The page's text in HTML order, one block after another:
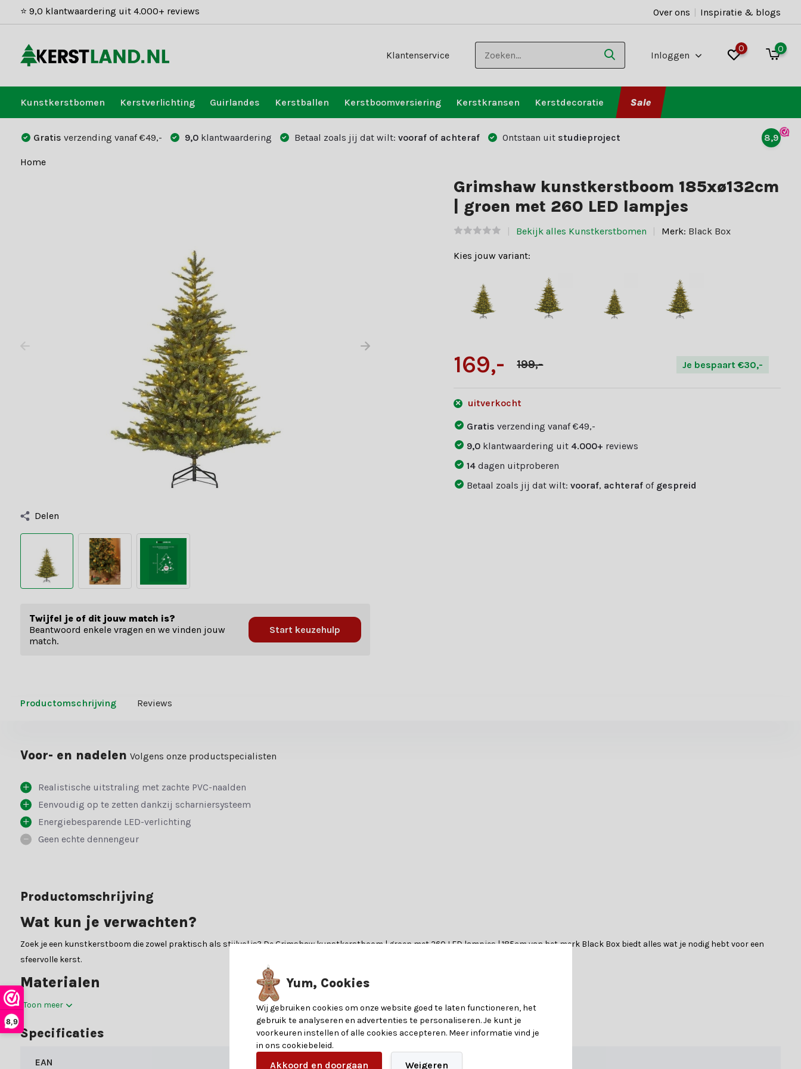
8,9
⭐ 9,0 klantwaardering uit 4.000+ reviews Over ons | Inspiratie & blogs
Klantenservice Inloggen
0 0
Kunstkerstbomen Kerstverlichting Guirlandes Kerstballen Kerstboomversiering Kerstkransen Kerstdecoratie Sale
Gratis verzending vanaf €49,- 9,0 klantwaardering Betaal zoals jij dat wilt: vooraf of achteraf Ontstaan uit studieproject 8,9
Home
Delen
Twijfel je of dit jouw match is?
Beantwoord enkele vragen en we vinden jouw
match.
Start keuzehulp
Grimshaw kunstkerstboom 185xø132cm
| groen met 260 LED lampjes
Bekijk alles Kunstkerstbomen Merk: Black Box
Kies jouw variant:
169,- 199,- Je bespaart €30,-
uitverkocht
Gratisverzending vanaf €49,-
9,0 klantwaardering uit 4.000+ reviews
14dagen uitproberen
Betaal zoals jij dat wilt:vooraf, achteraf of gespreid
Productomschrijving Reviews
Voor- en nadelen Volgens onze productspecialisten
Realistische uitstraling met zachte PVC-naalden
Eenvoudig op te zetten dankzij scharniersysteem
Energiebesparende LED-verlichting
Geen echte dennengeur
Productomschrijving
Wat kun je verwachten?
Zoek je een kunstkerstboom die zowel praktisch als stijlvol is? De Grimshaw kunstkerstboom | groen met 260 LED lampjes | 185cm van het merk Black Box biedt alles wat je nodig hebt voor een
sfeervolle kerst.
Materialen
De boom is vervaardigd uit PVC (zachte naald).
PVC:Polyvinylchloride, beter bekend als PVC, is een veelgebruikt materiaal voor kunstkerstbomen vanwege zijn duurzame en flexibele eigenschappen. De naalden van PVC worden dicht bij
elkaar geplaatst, waardoor de boom een vol en compact uiterlijk krijgt. Dankzij het gebruik van PVC bij de Grimshaw kunstkerstboom | groen met 260 LED lampjes | 185cm oogt de boom vol
en dichtbebost, terwijl hij tegelijkertijd zacht en veilig aanvoelt. Dit maakt de boom ideaal voor een knusse kerstsfeer in elk interieur.
Toon meer
Specificaties
EAN 8720967839735
Yum, Cookies
Wij gebruiken cookies om onze website goed te laten functioneren, het
gebruik te analyseren en advertenties te personaliseren. Je kunt je
voorkeuren instellen of alle cookies accepteren. Meer informatie vind je
in ons cookiebeleid.
Akkoord en doorgaan
Weigeren